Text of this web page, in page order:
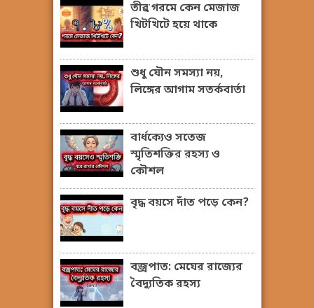
তীব্র গরমে কেন মেজাজ
খিটখিটে হয়ে থাকে
শুধু যৌন সমস্যা নয়,
লিঙ্গের আগাম সতর্কবার্তা
বার্ধক্যেও সতেজ
স্মৃতিশক্তির রহস্য ও
কৌশল
বৃদ্ধ বয়সে দাঁত পড়ে কেন?
বজ্রপাত: মেঘের রাজ্যের
বৈদ্যুতিক রহস্য